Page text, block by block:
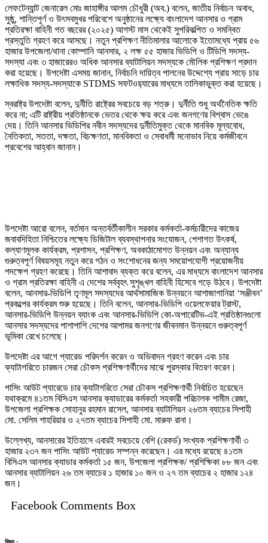
লেফটেন্যান্ট জেনারেল মোঃ জাহাঙ্গীর আলম চৌধুরী (অব.) বলেন, জাতীয় নির্বাচন অবাধ,
সুষ্ঠু, শান্তিপূর্ণ ও উৎসবমুখর পরিবেশে অনুষ্ঠানের লক্ষ্যে বাংলাদেশ আনসার ও গ্রাম
প্রতিরক্ষা বাহিনী গত বছরের (২০২৫) আগস্ট মাস থেকেই সুপরিকল্পিত ও সমন্বিত
প্রস্তুতি গ্রহণ করে আসছে। নতুন প্রশিক্ষণ নীতিমালার আলোকে ইতোমধ্যে প্রায় ৫৬
হাজার উপজেলা/থানা কোম্পানি আনসার, ২ লক্ষ ৫৫ হাজার ভিডিপি ও টিডিপি সদস্য-
সদস্যা এবং ৩ হাজারেরও অধিক আনসার ব্যাটালিয়ন সদস্যকে মৌলিক প্রশিক্ষণ প্রদান
করা হয়েছে। উপদেষ্টা এসময় জানান, নির্বাচনি দায়িত্ব পালনের উদ্দেশ্যে প্রায় সাড়ে চার
লক্ষাধিক সদস্য-সদস্যাকে STDMS সফটওয়‍্যারের মাধ্যমে তালিকাভুক্ত করা হয়েছে।
স্বরাষ্ট্র উপদেষ্টা বলেন, দুর্নীতি রাষ্ট্রের সবচেয়ে বড় শত্রু। দুর্নীতি শুধু অর্থনৈতিক ক্ষতি
করে না; এটি রাষ্ট্রীয় প্রতিষ্ঠানকে ভেতর থেকে ক্ষয় করে এবং জনগণের বিশ্বাস ভেঙে
দেয়। তিনি আনসার ভিডিপির নবীন সদস্যদের দুর্নীতিমুক্ত থেকে মানবিক মূল্যবোধ,
নৈতিকতা, সততা, দক্ষতা, বিচক্ষণতা, মানবিকতা ও সেবাধর্মী মনোভাব নিয়ে কর্মজীবনে
প্রবেশের আহ্বান জানান।
উপদেষ্টা আরো বলেন, বর্তমান অন্তর্বর্তীকালীন সরকার কর্মকর্তা-কর্মচারীদের কাজের
জবাবদিহিতা নিশ্চিতের লক্ষ্যে ডিজিটাল ব্যবস্থাপনার সংযোজন, পেশাগত উৎকর্ষ,
কল্যাণমূলক কার্যক্রম, প্রশাসন, প্রশিক্ষণ, অবকাঠামোগত উন্নয়ন এবং অন্যান্য
গুরুত্বপূর্ণ বিষয়সমূহ নতুন করে গঠন ও সংশোধনের জন্য সময়োপযোগী প্রয়োজনীয়
পদক্ষেপ গ্রহণ করেছে। তিনি আশাবাদ ব্যক্ত করে বলেন, এর মাধ্যমে বাংলাদেশ আনসার
ও গ্রাম প্রতিরক্ষা বাহিনী এ দেশের সর্ববৃহৎ সুশৃঙ্খল বাহিনী হিসেবে গড়ে উঠবে। উপদেষ্টা
বলেন, আনসার-ভিডিপি তৃণমূল সদস্যদের আর্থসামাজিক উন্নয়নে আশাজাগানিয়া ‘সঞ্জীবন’
প্রকল্পের কার্যক্রম শুরু হয়েছে। তিনি বলেন, আনসার-ভিডিপি ওয়েলফেয়ার ট্রাস্ট,
আনসার-ভিডিপি উন্নয়ন ব্যাংক এবং আনসার-ভিডিপি কো-অপারেটিভ-এই প্রতিষ্ঠানগুলো
আনসার সদস্যদের পাশাপাশি দেশের আপামর জনগণের জীবনমান উন্নয়নে গুরুত্বপূর্ণ
ভূমিকা রেখে চলেছে।
উপদেষ্টা এর আগে প্যারেড পরিদর্শন করেন ও অভিবাদন গ্রহণ করেন এবং চার
ক্যাটাগরিতে চারজন সেরা চৌকস প্রশিক্ষণার্থীদের মাঝে পুরস্কার বিতরণ করেন।
পাসিং আউট প্যারেডে চার ক্যাটাগরিতে সেরা চৌকস প্রশিক্ষণার্থী নির্বাচিত হয়েছেন
যথাক্রমে ৪১তম বিসিএস আনসার ক্যাডারের কর্মকর্তা সহকারী পরিচালক শামীম রেজা,
উপজেলা প্রশিক্ষক সোহানুর রহমান রাসেল, আনসার ব্যাটালিয়ন ২৬তম ব্যাচের সিপাহী
মো. সেলিম শাহরিয়ার ও ২৭তম ব্যাচের সিপাহী মো. মারুফ রানা।
উল্লেখ্য, আনসারের ইতিহাসে এবারই সবচেয়ে বেশি (রেকর্ড) সংখ্যক প্রশিক্ষণার্থী ৩
হাজার ২৩৭ জন পাসিং আউট প্যারেড সম্পন্ন করেছেন। এর মধ্যে রয়েছে ৪১তম
বিসিএস আনসার ক্যাডার কর্মকর্তা ১৫ জন, উপজেলা প্রশিক্ষক/ প্রশিক্ষিকা ৮৮ জন এবং
আনসার ব্যাটালিয়ন ২৬ তম ব্যাচের ১ হাজার ১০ জন ও ২৭ তম ব্যাচের ২ হাজার ১২৪
জন।
Facebook Comments Box